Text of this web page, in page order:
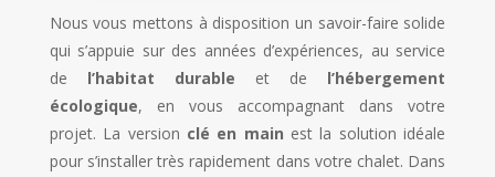
Nous vous mettons à disposition un savoir-faire solide
qui s’appuie sur des années d’expériences, au service
de l’habitat durable et de l’hébergement
écologique, en vous accompagnant dans votre
projet. La version clé en main est la solution idéale
pour s’installer très rapidement dans votre chalet. Dans